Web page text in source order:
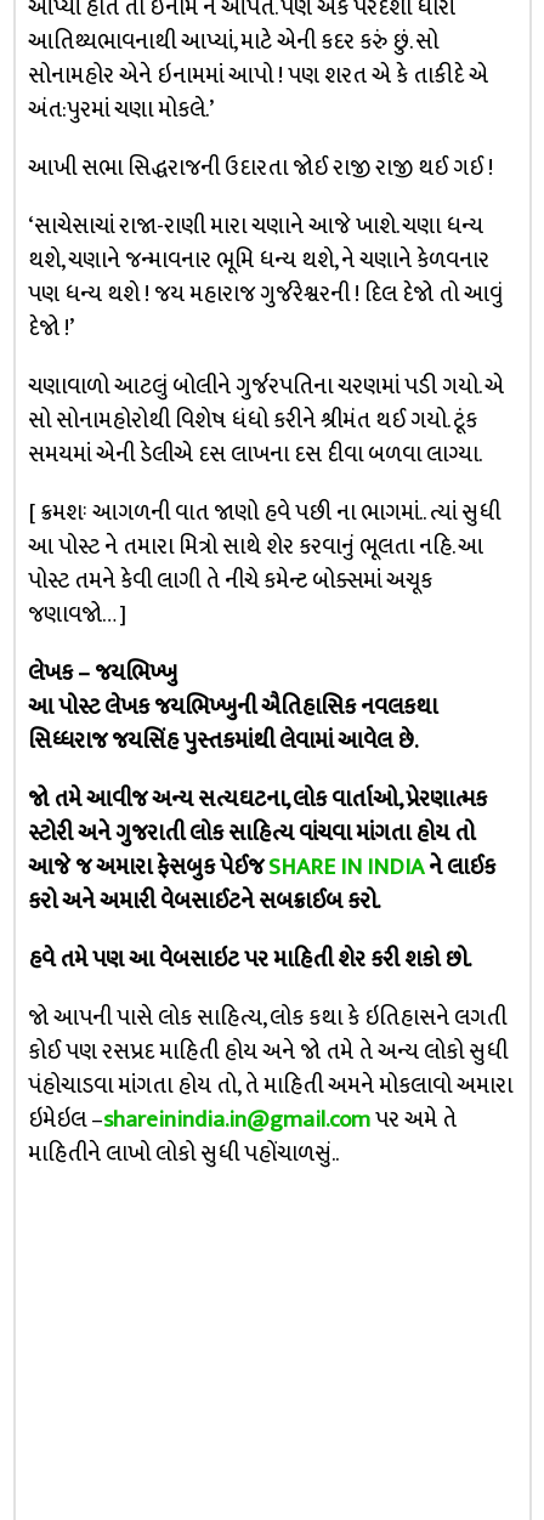
આપ્યાં હોત તો ઇનામ ન આપત. પણ એક પરદેશી ધારી
આતિથ્યભાવનાથી આપ્યાં, માટે એની કદર કરું છું. સો
સોનામહોર એને ઇનામમાં આપો ! પણ શરત એ કે તાકીદે એ
અંત:પુરમાં ચણા મોકલે.’
આખી સભા સિદ્ધરાજની ઉદારતા જોઈ રાજી રાજી થઈ ગઈ !
‘સાચેસાચાં રાજા-રાણી મારા ચણાને આજે ખાશે. ચણા ધન્ય
થશે, ચણાને જન્માવનાર ભૂમિ ધન્ય થશે, ને ચણાને કેળવનાર
પણ ધન્ય થશે ! જય મહારાજ ગુર્જરેશ્વરની ! દિલ દેજો તો આવું
દેજો !’
ચણાવાળો આટલું બોલીને ગુર્જરપતિના ચરણમાં પડી ગયો. એ
સો સોનામહોરોથી વિશેષ ધંધો કરીને શ્રીમંત થઈ ગયો. ટૂંક
સમયમાં એની ડેલીએ દસ લાખના દસ દીવા બળવા લાગ્યા.
[ ક્રમશઃ આગળની વાત જાણો હવે પછી ના ભાગમાં.. ત્યાં સુધી
આ પોસ્ટ ને તમારા મિત્રો સાથે શેર કરવાનું ભૂલતા નહિ. આ
પોસ્ટ તમને કેવી લાગી તે નીચે કમેન્ટ બોક્સમાં અચૂક
જણાવજો… ]
લેખક – જયભિખ્ખુ
આ પોસ્ટ લેખક જયભિખ્ખુની ઐતિહાસિક નવલકથા
સિધ્ધરાજ જયસિંહ પુસ્તકમાંથી લેવામાં આવેલ છે.
જો તમે આવીજ અન્ય સત્યઘટના, લોક વાર્તાઓ, પ્રેરણાત્મક
સ્ટોરી અને ગુજરાતી લોક સાહિત્ય વાંચવા માંગતા હોય તો
આજે જ અમારા ફેસબુક પેઈજSHARE IN INDIAને લાઈક
કરો અને અમારી વેબસાઈટને સબક્રાઈબ કરો.
હવે તમે પણ આ વેબસાઇટ પર માહિતી શેર કરી શકો છો.
જો આપની પાસે લોક સાહિત્ય, લોક કથા કે ઇતિહાસને લગતી
કોઈ પણ રસપ્રદ માહિતી હોય અને જો તમે તે અન્ય લોકો સુધી
પંહોચાડવા માંગતા હોય તો, તે માહિતી અમને મોકલાવો અમારા
ઇમેઇલ –shareinindia.in@gmail.comપર અમે તે
માહિતીને લાખો લોકો સુધી પહોંચાળસું..